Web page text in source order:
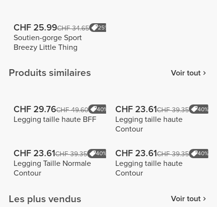
CHF 25.99CHF 34.65 25%
Soutien-gorge Sport
Breezy Little Thing
Produits similaires Voir tout
CHF 29.76CHF 49.60 40%
Legging taille haute BFF
CHF 23.61CHF 39.35 40%
Legging taille haute
Contour
CHF 23.61CHF 39.35 40%
Legging Taille Normale
Contour
CHF 23.61CHF 39.35 40%
Legging taille haute
Contour
Les plus vendus Voir tout